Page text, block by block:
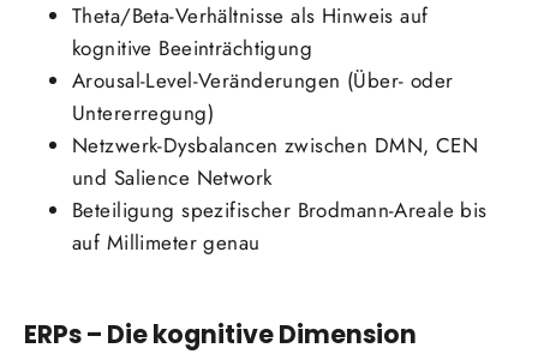
Theta/Beta-Verhältnisse als Hinweis auf
kognitive Beeinträchtigung
Arousal-Level-Veränderungen (Über- oder
Untererregung)
Netzwerk-Dysbalancen zwischen DMN, CEN
und Salience Network
Beteiligung spezifischer Brodmann-Areale bis
auf Millimeter genau
ERPs – Die kognitive Dimension